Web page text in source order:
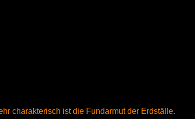
charakterisch ist die Fundarmut der Erdställe.